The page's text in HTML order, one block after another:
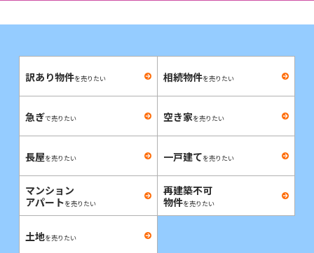
訳あり物件を売りたい 相続物件を売りたい
急ぎで売りたい 空き家を売りたい
長屋を売りたい 一戸建てを売りたい
マンション
アパートを売りたい
再建築不可
物件を売りたい
土地を売りたい